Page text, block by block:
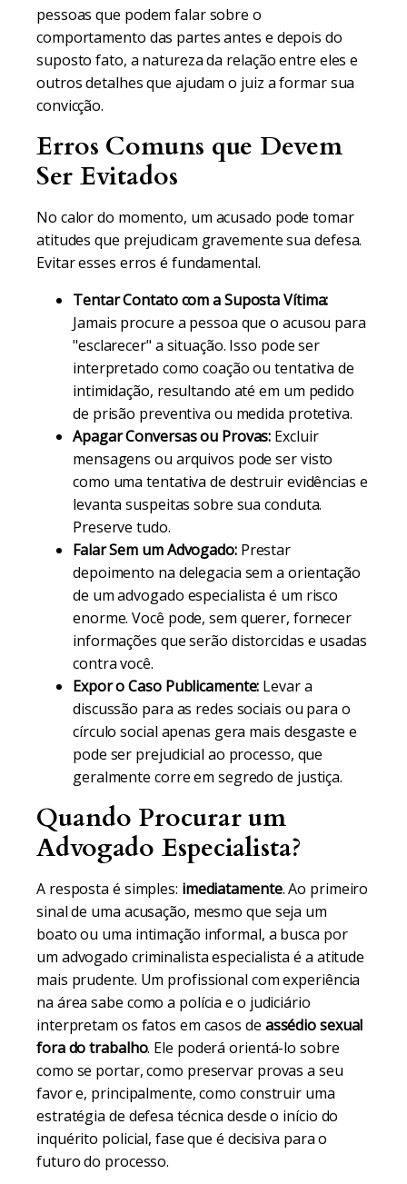
pessoas que podem falar sobre o
comportamento das partes antes e depois do
suposto fato, a natureza da relação entre eles e
outros detalhes que ajudam o juiz a formar sua
convicção.
Erros Comuns que Devem
Ser Evitados
No calor do momento, um acusado pode tomar
atitudes que prejudicam gravemente sua defesa.
Evitar esses erros é fundamental.
Tentar Contato com a Suposta Vítima:
Jamais procure a pessoa que o acusou para
"esclarecer" a situação. Isso pode ser
interpretado como coação ou tentativa de
intimidação, resultando até em um pedido
de prisão preventiva ou medida protetiva.
Apagar Conversas ou Provas: Excluir
mensagens ou arquivos pode ser visto
como uma tentativa de destruir evidências e
levanta suspeitas sobre sua conduta.
Preserve tudo.
Falar Sem um Advogado:Prestar
depoimento na delegacia sem a orientação
de um advogado especialista é um risco
enorme. Você pode, sem querer, fornecer
informações que serão distorcidas e usadas
contra você.
Expor o Caso Publicamente: Levar a
discussão para as redes sociais ou para o
círculo social apenas gera mais desgaste e
pode ser prejudicial ao processo, que
geralmente corre em segredo de justiça.
Quando Procurar um
Advogado Especialista?
A resposta é simples: imediatamente. Ao primeiro
sinal de uma acusação, mesmo que seja um
boato ou uma intimação informal, a busca por
um advogado criminalista especialista é a atitude
mais prudente. Um profissional com experiência
na área sabe como a polícia e o judiciário
interpretam os fatos em casos de assédio sexual
fora do trabalho. Ele poderá orientá-lo sobre
como se portar, como preservar provas a seu
favor e, principalmente, como construir uma
estratégia de defesa técnica desde o início do
inquérito policial, fase que é decisiva para o
futuro do processo.